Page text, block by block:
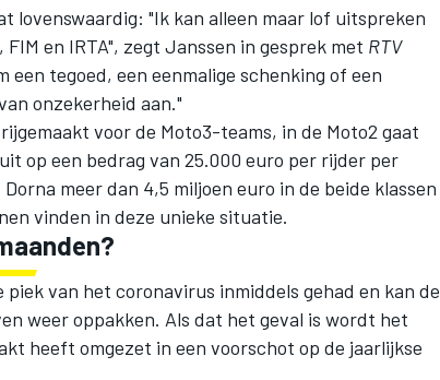
lovenswaardig: "Ik kan alleen maar lof uitspreken
en IRTA", zegt Janssen in gesprek met RTV
een tegoed, een eenmalige schenking of een
onzekerheid aan."
voor de Moto3-teams, in de Moto2 gaat
op een bedrag van 25.000 euro per rijder per
meer dan 4,5 miljoen euro in de beide klassen
vinden in deze unieke situatie.
van het coronavirus inmiddels gehad en kan de
weer oppakken. Als dat het geval is wordt het
heeft omgezet in een voorschot op de jaarlijkse